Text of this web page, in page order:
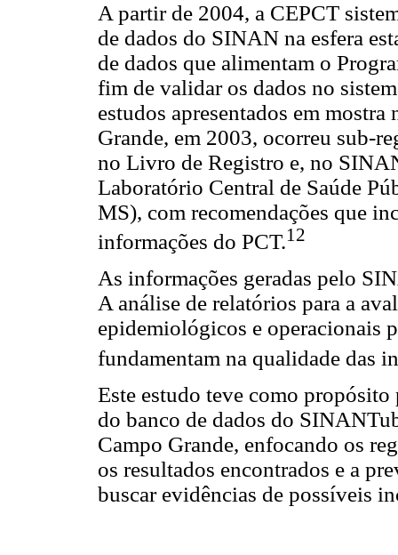
A partir de 2004, a CEPCT
de dados do SINAN na esfera
de dados que alimentam o
fim de validar os dados no
estudos apresentados em
Grande, em 2003, ocorreu sub-
no Livro de Registro e, no
Laboratório Central de Saúde
MS), com recomendações que
informações do PCT.12
As informações geradas pelo
A análise de relatórios para a
epidemiológicos e operacionais
fundamentam na qualidade das
Este estudo teve como propósito
do banco de dados do
Campo Grande, enfocando os
os resultados encontrados e a
buscar evidências de possíveis